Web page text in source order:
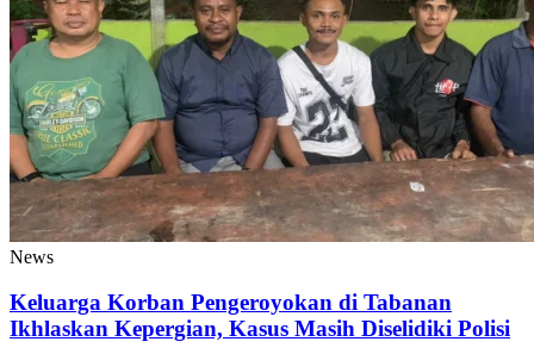
News
Keluarga Korban Pengeroyokan di Tabanan
Ikhlaskan Kepergian, Kasus Masih Diselidiki Polisi